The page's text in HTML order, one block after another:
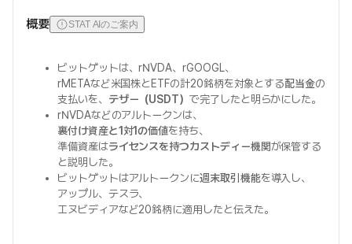
概要 STAT AIのご案内
ビットゲットは、rNVDA、rGOOGL、
rMETAなど米国株とETFの計20銘柄を対象とする配当金の
支払いを、 テザー（USDT）で完了したと明らかにした。
rNVDAなどのアルトークンは、
裏付け資産と1対1の価値を持ち、
準備資産はライセンスを持つカストディー機関が保管する
と説明した。
ビットゲットはアルトークンに週末取引機能を導入し、
アップル、テスラ、
エヌビディアなど20銘柄に適用したと伝えた。